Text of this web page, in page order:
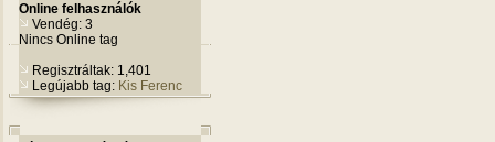
Online felhasználók
Vendég: 3
Nincs Online tag
Regisztráltak: 1,401
Legújabb tag: Kis Ferenc